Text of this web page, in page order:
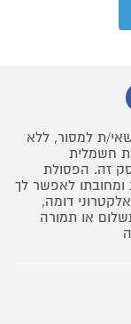
ת למסור, ללא
חשמלית
זה. הפסולת
לאפשר לך
דומה,
או תמורה